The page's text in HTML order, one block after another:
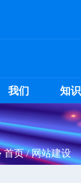
我们 知
首页 /网站建设